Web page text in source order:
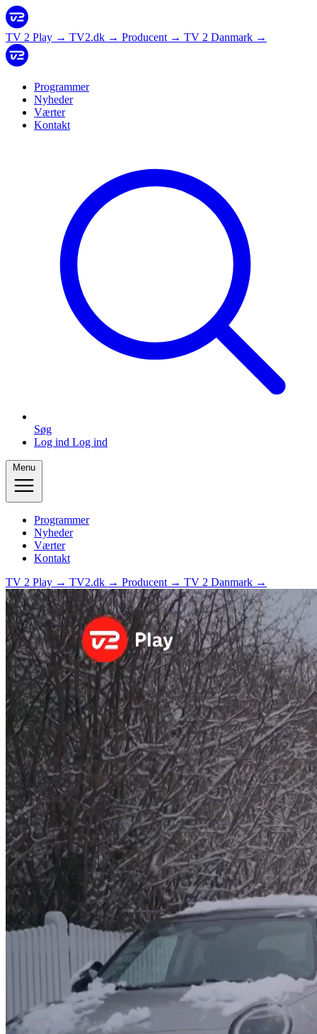
TV 2 Play → TV2.dk → Producent → TV 2 Danmark →
Programmer
Nyheder
Værter
Kontakt
Søg
Log ind Log ind
Menu
Programmer
Nyheder
Værter
Kontakt
TV 2 Play → TV2.dk → Producent → TV 2 Danmark →